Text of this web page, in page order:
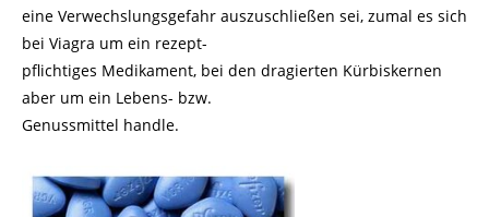
eine Verwechslungsgefahr auszuschließen sei, zumal es sich
bei Viagra um ein rezept-
pflichtiges Medikament, bei den dragierten Kürbiskernen
aber um ein Lebens- bzw.
Genussmittel handle.